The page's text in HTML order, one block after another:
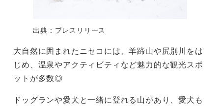
出典：プレスリリース
大自然に囲まれたニセコには、羊蹄山や尻別川をは
じめ、温泉やアクティビティなど魅力的な観光スポ
ットが多数◎
ドッグランや愛犬と一緒に登れる山があり、愛犬も